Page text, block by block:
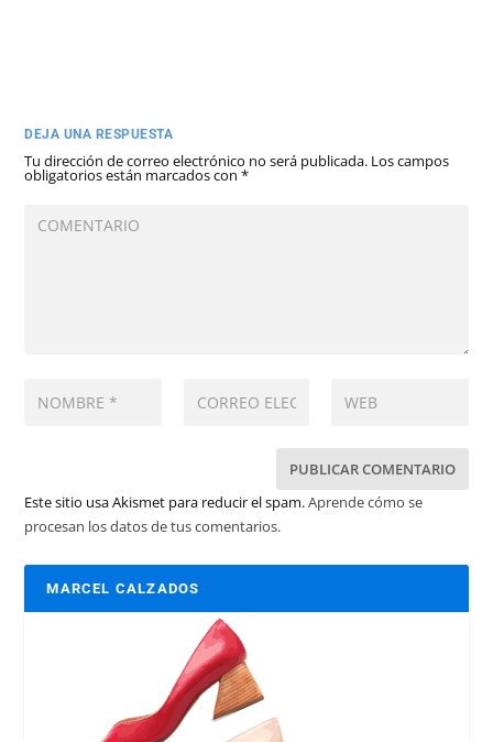
DEJA UNA RESPUESTA
Tu dirección de correo electrónico no será publicada. Los campos
obligatorios están marcados con*
Este sitio usa Akismet para reducir el spam.Aprende cómo se
procesan los datos de tus comentarios.
MARCEL CALZADOS